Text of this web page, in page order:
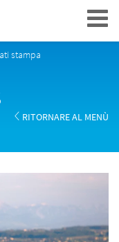
Navigation
stampa
RITORNARE AL MENÙ